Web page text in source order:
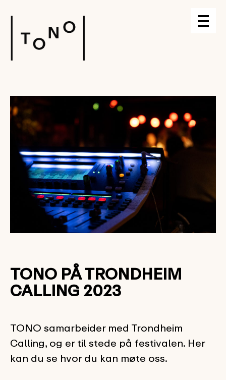
TONO PÅ TRONDHEIM
CALLING 2023
TONO samarbeider med Trondheim
Calling, og er til stede på festivalen. Her
kan du se hvor du kan møte oss.